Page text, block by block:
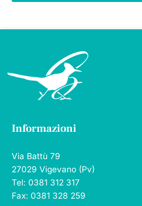
Informazioni
Via Battù 79
27029 Vigevano (Pv)
Tel: 0381 312 317
Fax: 0381 328 259